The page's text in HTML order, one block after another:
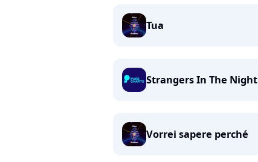
Tua
Strangers In The Night
Vorrei sapere perché